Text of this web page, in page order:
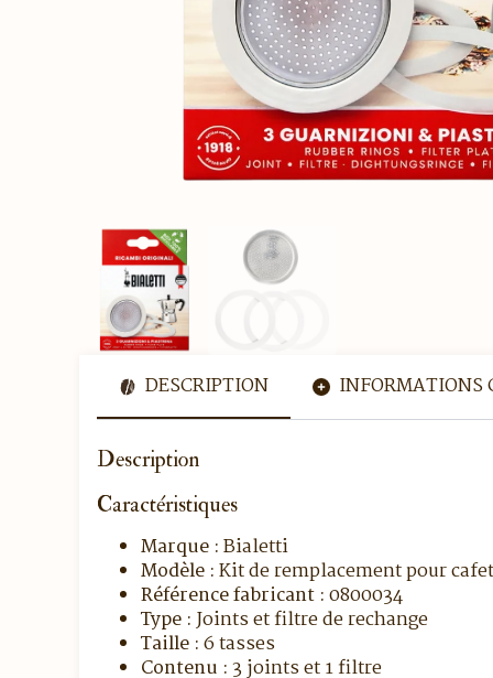
DESCRIPTION INFORMATIONS
Description
Caractéristiques
Marque :Bialetti
Modèle :Kit de remplacement pour
Référence fabricant :0800034
Type :Joints et filtre de rechange
Taille :6 tasses
Contenu :3 joints et 1 filtre